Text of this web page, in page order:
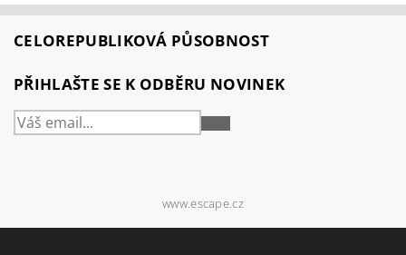
CELOREPUBLIKOVÁ PŮSOBNOST
PŘIHLAŠTE SE K ODBĚRU NOVINEK
PŘIHLÁSIT
www.escape.cz